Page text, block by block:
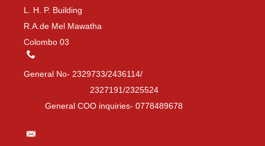
L. H. P. Building
R.A.de Mel Mawatha
Colombo 03
General No- 2329733/2436114/
2327191/2325524
General COO inquiries- 0778489678